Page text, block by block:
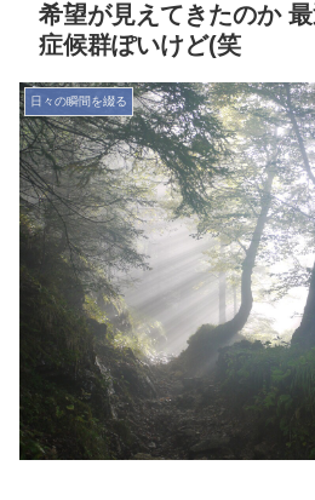
希望が見えてきたのか
症候群ぽいけど(笑
日々の瞬間を綴る